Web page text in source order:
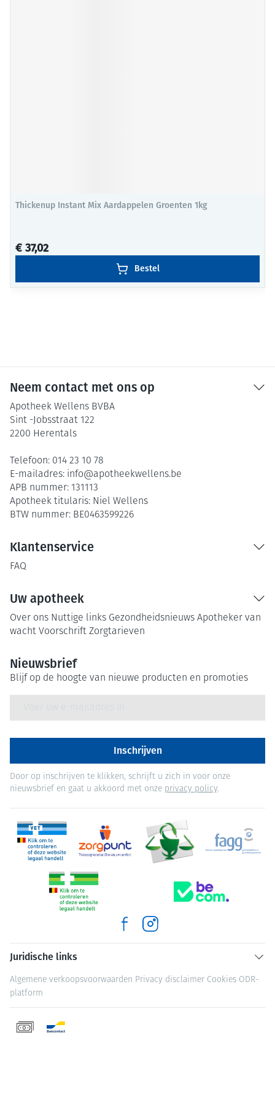
Thickenup Instant Mix Aardappelen Groenten 1kg
€ 37,02
Bestel
Neem contact met ons op
Apotheek Wellens BVBA
Sint -Jobsstraat 122
2200 Herentals
Telefoon: 014 23 10 78
E-mailadres: info@apotheekwellens.be
APB nummer: 131113
Apotheek titularis: Niel Wellens
BTW nummer: BE0463599226
Klantenservice
FAQ
Uw apotheek
Over ons Nuttige links Gezondheidsnieuws Apotheker van
wacht Voorschrift Zorgtarieven
Nieuwsbrief
Blijf op de hoogte van nieuwe producten en promoties
Inschrijven
Door op inschrijven te klikken, schrijft u zich in voor onze
nieuwsbrief en gaat u akkoord met onze privacy policy.
Juridische links
Algemene verkoopsvoorwaarden Privacy disclaimer Cookies ODR-
platform